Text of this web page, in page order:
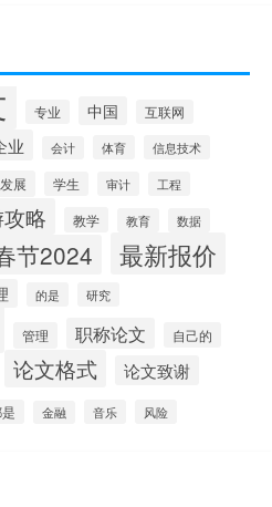
专业 中国
互联网
业 会计 体育 信息技术
发展 学生 审计 工程
略 教学 教育 数据
节2024 最新报价
的是 研究
管理 职称论文 自己的
论文格式 论文致谢
金融 音乐 风险